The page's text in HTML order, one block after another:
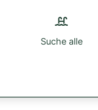
Suche alle